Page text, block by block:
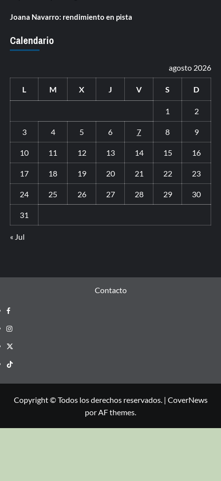
Joana Navarro: rendimiento en pista
Calendario
agosto 2026
L M X J V S D
1 2
3 4 5 6 7 8 9
10 11 12 13 14 15 16
17 18 19 20 21 22 23
24 25 26 27 28 29 30
31
« Jul
Contacto
Copyright © Todos los derechos reservados. | CoverNews
por AF themes.